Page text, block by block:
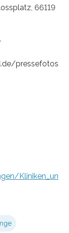
66119
pressefotos
Kliniken_un